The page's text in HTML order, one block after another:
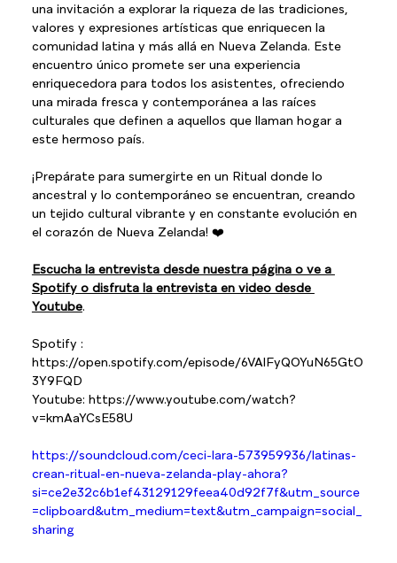
una invitación a explorar la riqueza de las tradiciones,
valores y expresiones artísticas que enriquecen la
comunidad latina y más allá en Nueva Zelanda. Este
encuentro único promete ser una experiencia
enriquecedora para todos los asistentes, ofreciendo
una mirada fresca y contemporánea a las raíces
culturales que definen a aquellos que llaman hogar a
este hermoso país.
¡Prepárate para sumergirte en un Ritual donde lo
ancestral y lo contemporáneo se encuentran, creando
un tejido cultural vibrante y en constante evolución en
el corazón de Nueva Zelanda! ❤️
Escucha la entrevista desde nuestra página o ve a
Spotify o disfruta la entrevista en video desde
Youtube.
Spotify :
https://open.spotify.com/episode/6VAlFyQOYuN65GtO
3Y9FQD
Youtube: https://www.youtube.com/watch?
v=kmAaYCsE58U
https://soundcloud.com/ceci-lara-573959936/latinas-
crean-ritual-en-nueva-zelanda-play-ahora?
si=ce2e32c6b1ef43129129feea40d92f7f&utm_source
=clipboard&utm_medium=text&utm_campaign=social_
sharing